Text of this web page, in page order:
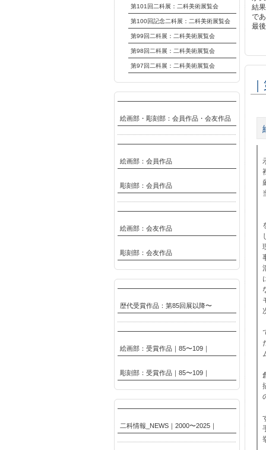
結
で
最
第101回二科展：二科美術展覧会
第100回記念二科展：二科美術展覧会
第99回二科展：二科美術展覧会
第98回二科展：二科美術展覧会
第97回二科展：二科美術展覧会
絵画部・彫刻部：会員作品・会友作品
絵画部：会員作品
彫刻部：会員作品
絵画部：会友作品
彫刻部：会友作品
歴代受賞作品：第85回展以降〜
絵画部：受賞作品｜85〜109｜
彫刻部：受賞作品｜85〜109｜
二科情報_NEWS｜2000〜2025｜